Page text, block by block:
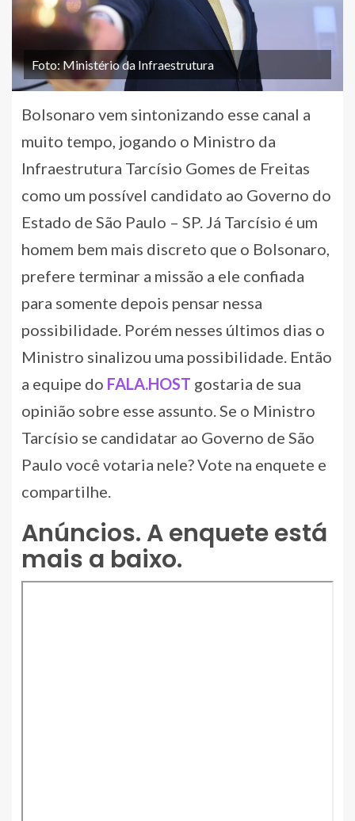
Foto: Ministério da Infraestrutura
Bolsonaro vem sintonizando esse canal a
muito tempo, jogando o Ministro da
Infraestrutura Tarcísio Gomes de Freitas
como um possível candidato ao Governo do
Estado de São Paulo – SP. Já Tarcísio é um
homem bem mais discreto que o Bolsonaro,
prefere terminar a missão a ele confiada
para somente depois pensar nessa
possibilidade. Porém nesses últimos dias o
Ministro sinalizou uma possibilidade. Então
a equipe do FALA.HOST gostaria de sua
opinião sobre esse assunto. Se o Ministro
Tarcísio se candidatar ao Governo de São
Paulo você votaria nele? Vote na enquete e
compartilhe.
Anúncios. A enquete está
mais a baixo.